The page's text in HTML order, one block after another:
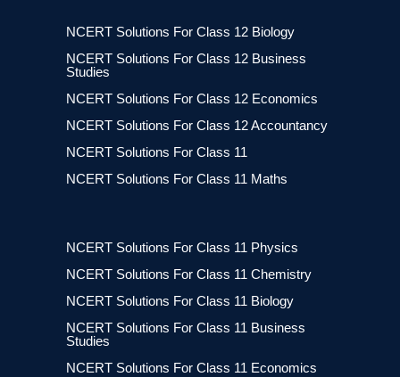
NCERT Solutions For Class 12 Biology
NCERT Solutions For Class 12 Business
Studies
NCERT Solutions For Class 12 Economics
NCERT Solutions For Class 12 Accountancy
NCERT Solutions For Class 11
NCERT Solutions For Class 11 Maths
NCERT Solutions For Class 11 Physics
NCERT Solutions For Class 11 Chemistry
NCERT Solutions For Class 11 Biology
NCERT Solutions For Class 11 Business
Studies
NCERT Solutions For Class 11 Economics